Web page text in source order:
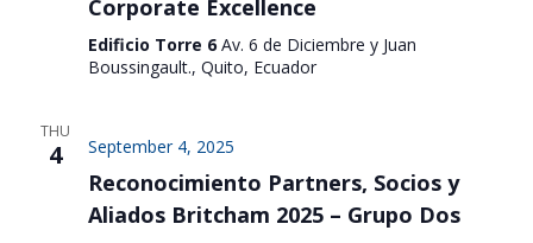
Corporate Excellence
Edificio Torre 6 Av. 6 de Diciembre y Juan
Boussingault., Quito, Ecuador
THU
4 September 4, 2025
Reconocimiento Partners, Socios y
Aliados Britcham 2025 – Grupo Dos